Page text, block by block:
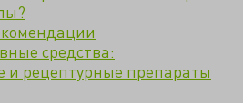
средства:
и рецептурные препараты